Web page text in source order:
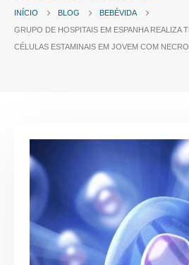
INÍCIO BLOG
BEBÉVIDA
GRUPO DE HOSPITAIS EM ESPANHA REALIZA
CÉLULAS ESTAMINAIS EM JOVEM COM